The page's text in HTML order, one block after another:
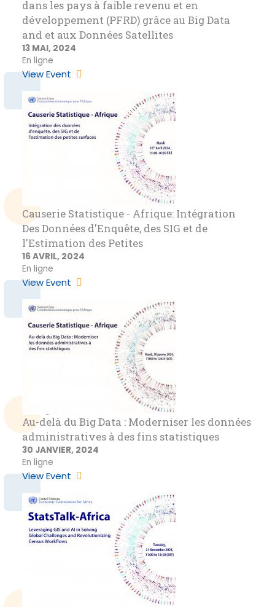
dans les pays à faible revenu et en
développement (PFRD) grâce au Big Data
and et aux Données Satellites
13 MAI, 2024
En ligne
View Event
Causerie Statistique - Afrique: Intégration
Des Données d'Enquête, des SIG et de
l'Estimation des Petites
16 AVRIL, 2024
En ligne
View Event
Au-delà du Big Data : Moderniser les données
administratives à des fins statistiques
30 JANVIER, 2024
En ligne
View Event